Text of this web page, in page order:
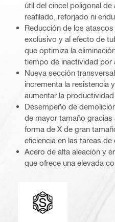
útil del cincel poligonal
reafilado, reforjado ni
Reducción de los
exclusivo y al efecto de
que optimiza la
tiempo de inactividad por
Nueva sección
incrementa la resistencia
aumentar la
Desempeño de
de mayor tamaño
forma de X de gran
eficiencia en las tareas
Acero de alta aleación y
que ofrece una elevada
Conexión